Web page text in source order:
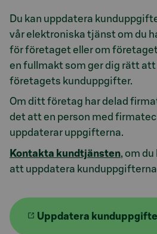
Du kan uppdatera
vår elektroniska tjänst om du
för företaget eller om
en fullmakt som ger dig rätt
företagets kunduppgifter.
Om ditt företag har delad
det att en person med
uppdaterar uppgifterna.
Kontakta kundtjänsten, om
att uppdatera
Uppdatera